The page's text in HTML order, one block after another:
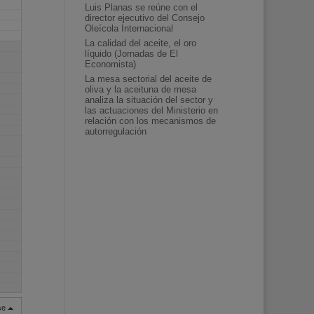
Luis Planas se reúne con el
director ejecutivo del Consejo
Oleícola Internacional
La calidad del aceite, el oro
líquido (Jornadas de El
Economista)
La mesa sectorial del aceite de
oliva y la aceituna de mesa
analiza la situación del sector y
las actuaciones del Ministerio en
relación con los mecanismos de
autorregulación